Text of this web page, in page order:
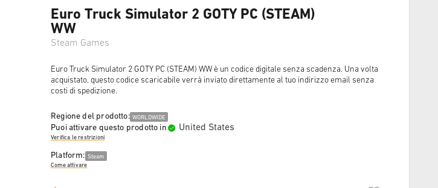
Euro Truck Simulator 2 GOTY PC (STEAM)
WW
Steam Games
Euro Truck Simulator 2 GOTY PC (STEAM) WW è un codice digitale senza scadenza. Una volta
acquistato, questo codice scaricabile verrà inviato direttamente al tuo indirizzo email senza
costi di spedizione.
Regione del prodotto: WORLDWIDE
Puoi attivare questo prodotto in United States
Verifica le restrizioni
Platform: Steam
Come attivare